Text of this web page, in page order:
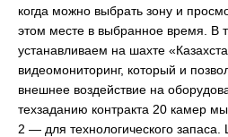
когда можно выбрать зону и
этом месте в выбранное время. В
устанавливаем на шахте
видеомониторинг, который и
внешнее воздействие на
техзаданию контракта 20 камер
2 — для технологического